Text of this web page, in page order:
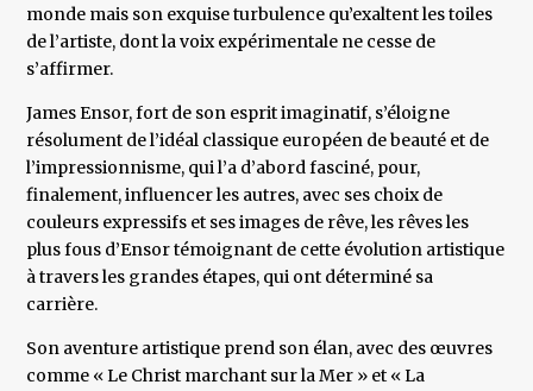
monde mais son exquise turbulence qu’exaltent les toiles
de l’artiste, dont la voix expérimentale ne cesse de
s’affirmer.
James Ensor, fort de son esprit imaginatif, s’éloigne
résolument de l’idéal classique européen de beauté et de
l’impressionnisme, qui l’a d’abord fasciné, pour,
finalement, influencer les autres, avec ses choix de
couleurs expressifs et ses images de rêve, les rêves les
plus fous d’Ensor témoignant de cette évolution artistique
à travers les grandes étapes, qui ont déterminé sa
carrière.
Son aventure artistique prend son élan, avec des œuvres
comme « Le Christ marchant sur la Mer » et « La